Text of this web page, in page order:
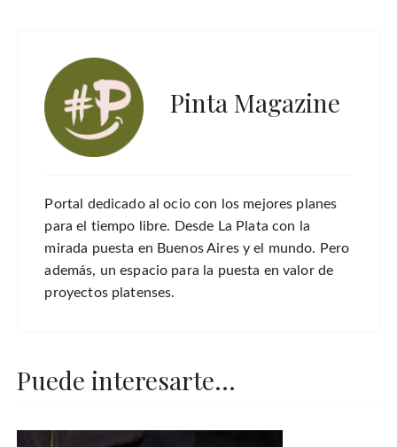
Pinta Magazine
Portal dedicado al ocio con los mejores planes
para el tiempo libre. Desde La Plata con la
mirada puesta en Buenos Aires y el mundo. Pero
además, un espacio para la puesta en valor de
proyectos platenses.
Puede interesarte...